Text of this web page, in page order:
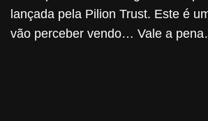
lançada pela Pilion Trust. Este é
vão perceber vendo… Vale a